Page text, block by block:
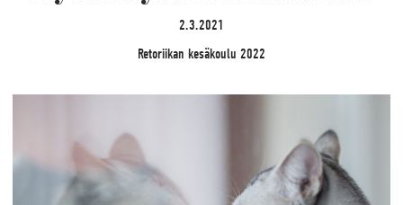
2.3.2021
Retoriikan kesäkoulu 2022